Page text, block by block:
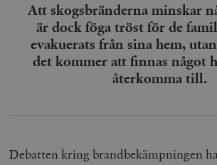
Att skogsbränderna minskar
är dock föga tröst för de
evakuerats från sina hem,
det kommer att finnas något
återkomma till.
Debatten kring brandbekämpningen